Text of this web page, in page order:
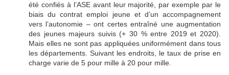
été confiés à l’ASE avant leur majorité, par exemple par le
biais du contrat emploi jeune et d’un accompagnement
vers l’autonomie – ont certes entraîné une augmentation
des jeunes majeurs suivis (+ 30 % entre 2019 et 2020).
Mais elles ne sont pas appliquées uniformément dans tous
les départements. Suivant les endroits, le taux de prise en
charge varie de 5 pour mille à 20 pour mille.